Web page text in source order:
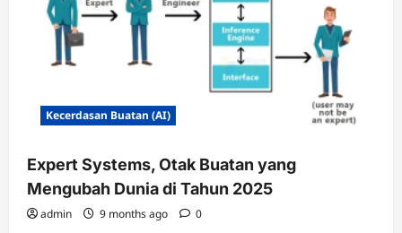
di
Tahun
2025
Kecerdasan Buatan (AI)
Expert Systems, Otak Buatan yang
Mengubah Dunia di Tahun 2025
admin 9 months ago 0